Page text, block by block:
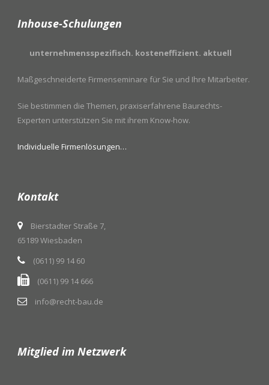
Inhouse-Schulungen
unternehmensspezifisch. kosteneffizient. aktuell
Maßgeschneiderte Firmenseminare für Sie und Ihre Mitarbeiter.
Sie bestimmen die Themen, praxiserfahrene Baurechts-
Experten unterstützen Sie mit ihrem Know-how.
Individuelle Firmenlösungen…
Kontakt
Bierstadter Straße 7,
65189 Wiesbaden
(0611) 99 14 60
(0611) 99 14 666
info@recht-bau.de
Mitglied im Netzwerk